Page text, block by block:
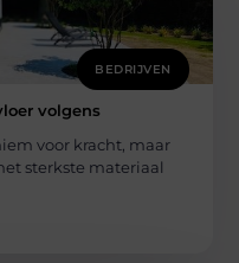
BEDRIJVEN
volgens
voor kracht, maar
sterkste materiaal